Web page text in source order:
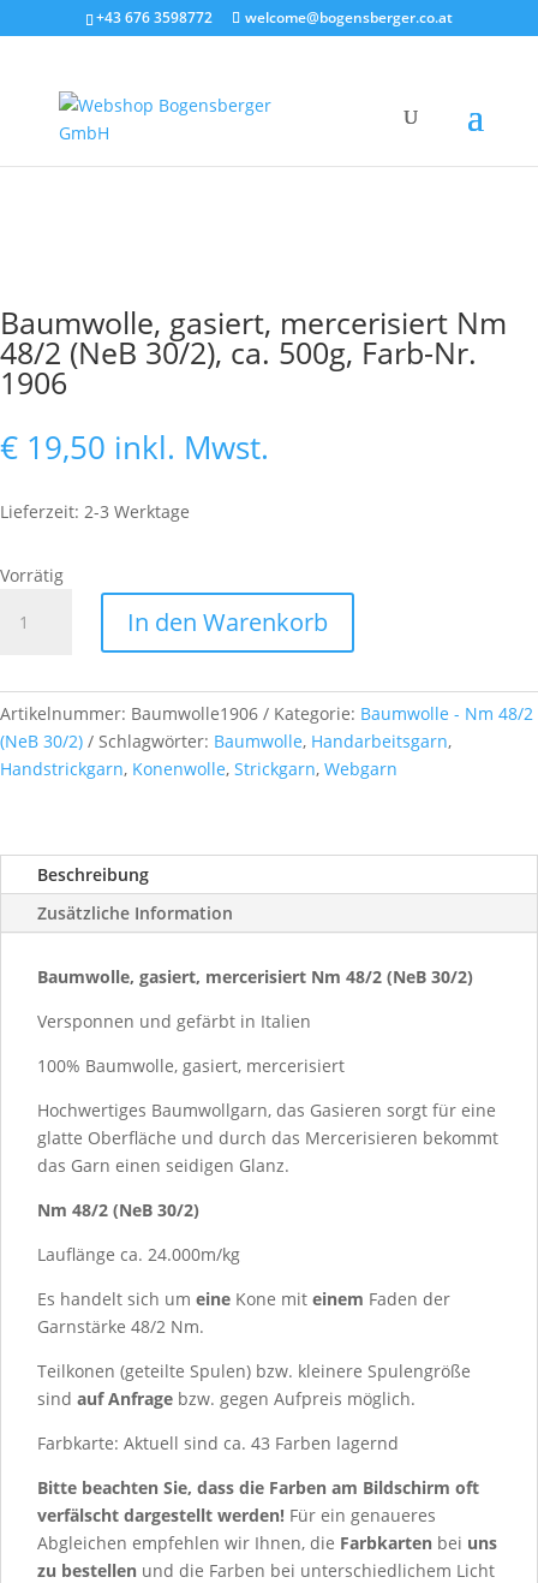
+43 676 3598772 welcome@bogensberger.co.at
Baumwolle, gasiert, mercerisiert Nm
48/2 (NeB 30/2), ca. 500g, Farb-Nr.
1906
€ 19,50 inkl. Mwst.
Lieferzeit: 2-3 Werktage
Vorrätig
gasiert,
48/2
(NeB
30/2),
Farb-
Menge
In den Warenkorb
Artikelnummer: Baumwolle1906 Kategorie: Baumwolle - Nm 48/2
(NeB 30/2)
Schlagwörter: Baumwolle, Handarbeitsgarn,
Handstrickgarn, Konenwolle, Strickgarn, Webgarn
Beschreibung
Zusätzliche Information
Baumwolle, gasiert, mercerisiert Nm 48/2 (NeB 30/2)
Versponnen und gefärbt in Italien
100% Baumwolle, gasiert, mercerisiert
Hochwertiges Baumwollgarn, das Gasieren sorgt für eine
glatte Oberfläche und durch das Mercerisieren bekommt
das Garn einen seidigen Glanz.
Nm 48/2 (NeB 30/2)
Lauflänge ca. 24.000m/kg
Es handelt sich um eine Kone mit einem Faden der
Garnstärke 48/2 Nm.
Teilkonen (geteilte Spulen) bzw. kleinere Spulengröße
sind auf Anfrage bzw. gegen Aufpreis möglich.
Farbkarte: Aktuell sind ca. 43 Farben lagernd
Bitte beachten Sie, dass die Farben am Bildschirm oft
verfälscht dargestellt werden! Für ein genaueres
Abgleichen empfehlen wir Ihnen, die Farbkarten bei uns
zu bestellen und die Farben bei unterschiedlichem Licht